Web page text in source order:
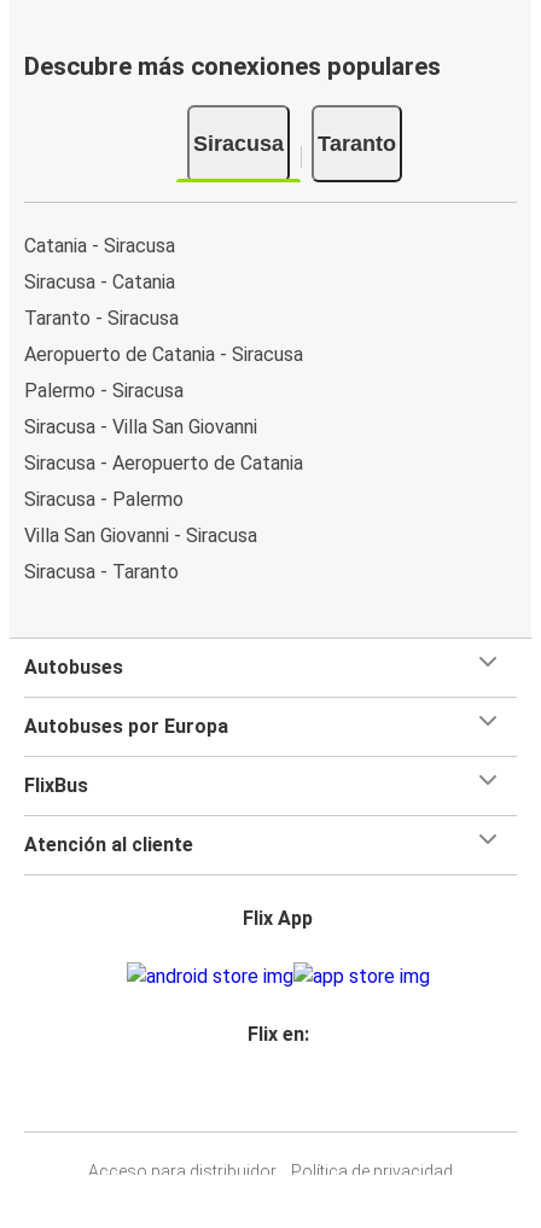
Descubre más conexiones populares
Siracusa Taranto
Catania - Siracusa
Siracusa - Catania
Taranto - Siracusa
Aeropuerto de Catania - Siracusa
Palermo - Siracusa
Siracusa - Villa San Giovanni
Siracusa - Aeropuerto de Catania
Siracusa - Palermo
Villa San Giovanni - Siracusa
Siracusa - Taranto
Autobuses
Autobuses por Europa
FlixBus
Atención al cliente
Flix App
Flix en:
Acceso para distribuidor
Política de privacidad